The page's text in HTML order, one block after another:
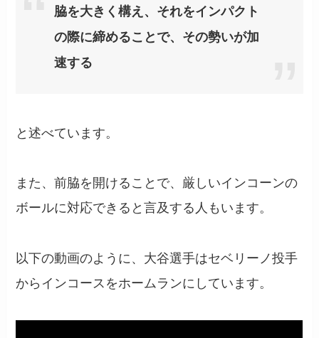
脇を大きく構え、それをインパクト
の際に締めることで、その勢いが加
速する
と述べています。
また、前脇を開けることで、厳しいインコーンの
ボールに対応できると言及する人もいます。
以下の動画のように、大谷選手はセベリーノ投手
からインコースをホームランにしています。